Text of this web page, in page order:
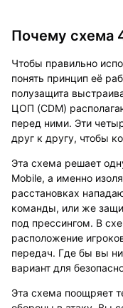
Почему схема
Чтобы правильно
понять принцип её
полузащита
ЦОП (CDM)
перед ними. Эти
друг к другу, чтобы
Эта схема решает
Mobile, а именно
расстановках
команды, или же
под прессингом. В
расположение
передач. Где бы вы
вариант для
Эта схема поощряет